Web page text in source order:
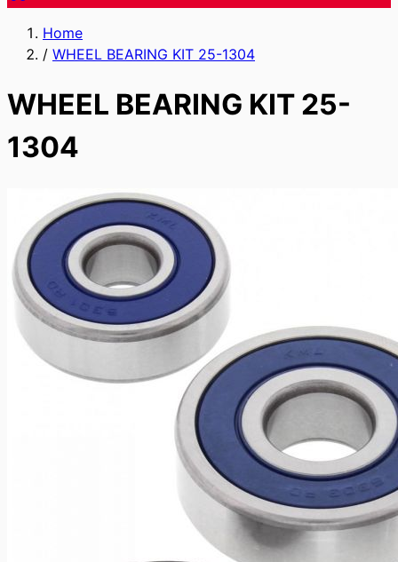
Home
/ WHEEL BEARING KIT 25-1304
WHEEL BEARING KIT 25-
1304